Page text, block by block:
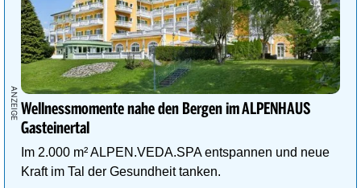
Wellnessmomente nahe den Bergen im ALPENHAUS
Gasteinertal
Im 2.000 m² ALPEN.VEDA.SPA entspannen und neue
Kraft im Tal der Gesundheit tanken.